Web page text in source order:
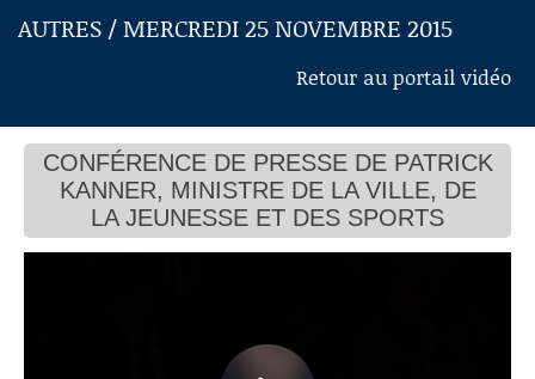
EN DIRECT
RECHERCHE
AIDE À LA DÉCOUPE
DE VIDÉOS
Séance publique
Questions au Gouvernement
Commissions
Présidence
Évènements
AUTRES / MERCREDI 25 NOVEMBRE 2015
Retour au portail vidéo
CONFÉRENCE DE PRESSE DE PATRICK
KANNER, MINISTRE DE LA VILLE, DE
LA JEUNESSE ET DES SPORTS